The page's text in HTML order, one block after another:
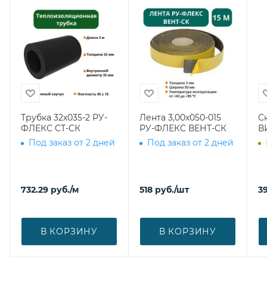
Трубка 32х035-2 РУ-
ФЛЕКС СТ-СК
Под заказ от 2 дней
732.29 руб./м
В КОРЗИНУ
Лента 3,00х050-015
РУ-ФЛЕКС ВЕНТ-СК
Под заказ от 2 дней
518 руб./шт
В КОРЗИНУ